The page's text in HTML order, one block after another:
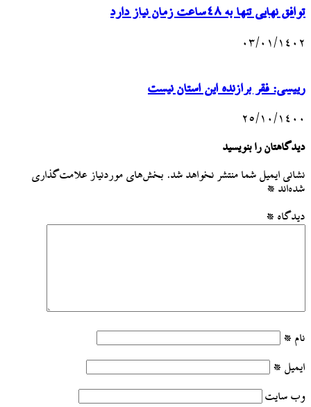
توافق نهایی تنها به ۴۸ساعت زمان نیاز دارد
۰۳/۰۱/۱۴۰۲
رییسی: فقر برازنده این استان نیست
۲۵/۱۰/۱۴۰۰
دیدگاهتان را بنویسید
نشانی ایمیل شما منتشر نخواهد شد. بخش‌های موردنیاز علامت‌گذاری
شده‌اند *
دیدگاه *
نام *
ایمیل *
وب‌ سایت